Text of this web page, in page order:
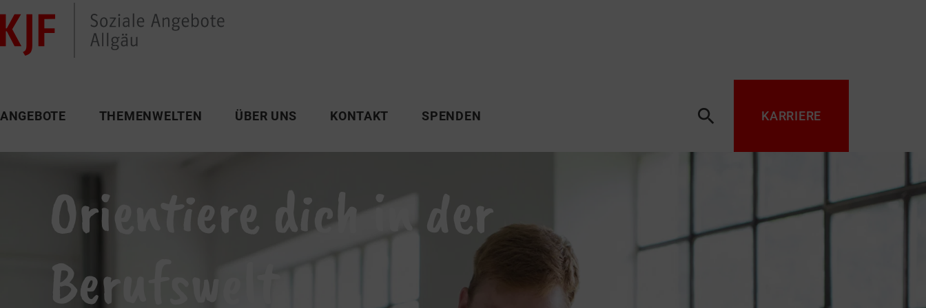
ANGEBOTE THEMENWELTEN ÜBER UNS KONTAKT SPENDEN search KARRIERE
Orientiere dich in der
Berufswelt